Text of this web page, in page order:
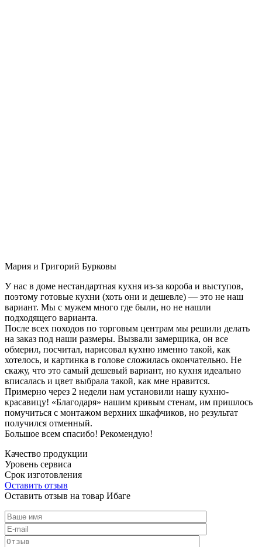
Мария и Григорий Бурковы
У нас в доме нестандартная кухня из-за короба и выступов,
поэтому готовые кухни (хоть они и дешевле) — это не наш
вариант. Мы с мужем много где были, но не нашли
подходящего варианта.
После всех походов по торговым центрам мы решили делать
на заказ под наши размеры. Вызвали замерщика, он все
обмерил, посчитал, нарисовал кухню именно такой, как
хотелось, и картинка в голове сложилась окончательно. Не
скажу, что это самый дешевый вариант, но кухня идеально
вписалась и цвет выбрала такой, как мне нравится.
Примерно через 2 недели нам установили нашу кухню-
красавицу! «Благодаря» нашим кривым стенам, им пришлось
помучиться с монтажом верхних шкафчиков, но результат
получился отменный.
Большое всем спасибо! Рекомендую!
Качество продукции
Уровень сервиса
Срок изготовления
Оставить отзыв
Оставить отзыв на товар Ибаге